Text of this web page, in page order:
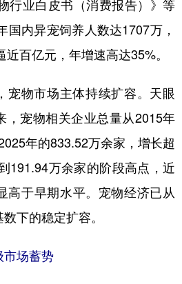
业白皮书（消费报告）》等
国内异宠饲养人数达1707万，
百亿元，年增速高达35%。
物市场主体持续扩容。天眼
，宠物相关企业总量从2015年
年的833.52万余家，增长超
191.94万余家的阶段高点，近
高于早期水平。宠物经济已从
下的稳定扩容。
市场蓄势